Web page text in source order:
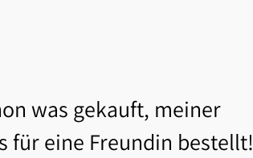
was gekauft, meiner
für eine Freundin bestellt!